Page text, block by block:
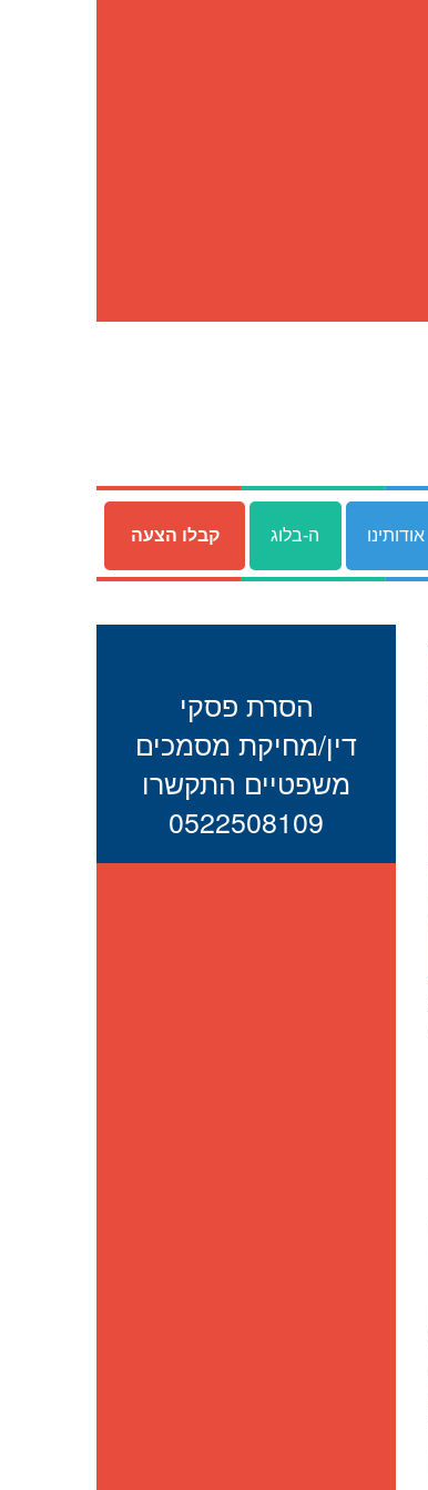
אודותינו ה-בלוג קבלו הצעה
הסרת פסקי
דין/מחיקת מסמכים
משפטיים התקשרו
0522508109